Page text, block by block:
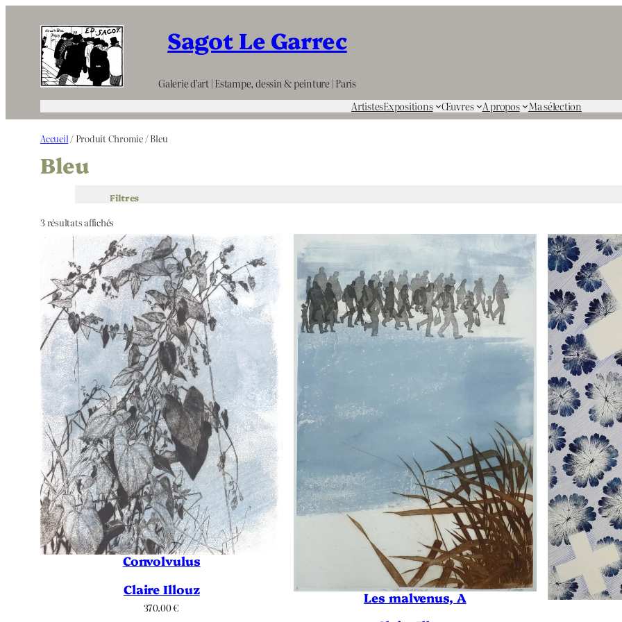
contenu
Sagot Le Garrec
Galerie d’art | Estampe, dessin & peinture | Paris
ArtistesExpositions Œuvres A propos Ma sélection
Accueil / Produit Chromie / Bleu
Bleu
Filtres
3 résultats affichés
Convolvulus
Claire Illouz
370.00€
Les malvenus, A